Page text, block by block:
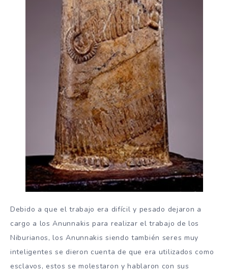
Debido a que el trabajo era difícil y pesado dejaron a
cargo a los Anunnakis para realizar el trabajo de los
Niburianos, los Anunnakis siendo también seres muy
inteligentes se dieron cuenta de que era utilizados como
esclavos, estos se molestaron y hablaron con sus